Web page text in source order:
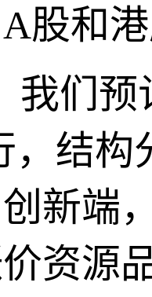
股和
我们
，结
新端
资源